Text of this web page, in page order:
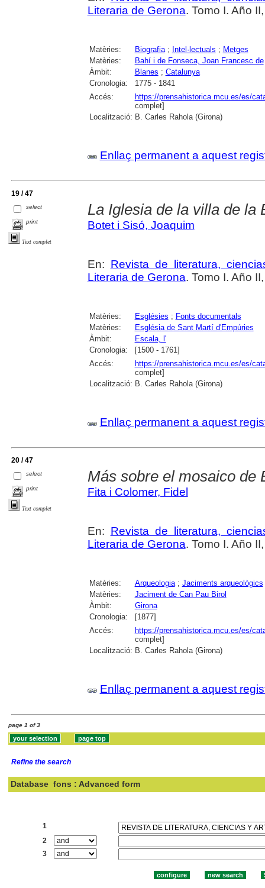
Literaria de Gerona. Tomo I. Año
Matèries: Biografia; Intel·lectuals ; Metges
Matèries:
Bahí i de Fonseca, Joan Francesc de
Àmbit:
Blanes ; Catalunya
Cronologia:
1775 - 1841
Accés:
https://prensahistorica.mcu.es/es/
complet]
Localització: B. Carles Rahola (Girona)
Enllaç permanent a aquest
19 / 47
select
print
Text complet
La Iglesia de la villa de la
Botet i Sisó, Joaquim
En: Revista de literatura,
Literaria de Gerona. Tomo I. Año
Matèries: Esglésies ; Fonts documentals
Matèries:
Església de Sant Martí d'Empúries
Àmbit:
Escala, l'
Cronologia:
[1500 - 1761]
Accés:
https://prensahistorica.mcu.es/es/
complet]
Localització: B. Carles Rahola (Girona)
Enllaç permanent a aquest
20 / 47
select
print
Text complet
Más sobre el mosaico de
Fita i Colomer, Fidel
En: Revista de literatura,
Literaria de Gerona. Tomo I. Año
Matèries: Arqueologia; Jaciments arqueològics
Matèries:
Jaciment de Can Pau Birol
Àmbit:
Girona
Cronologia:
[1877]
Accés:
https://prensahistorica.mcu.es/es/
complet]
Localització: B. Carles Rahola (Girona)
Enllaç permanent a aquest
page 1 of 3
Refine the search
Database fons : Advanced form
1
2
3